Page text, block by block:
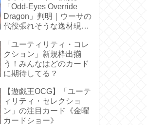
「Odd-Eyes Override
Dragon」判明｜ウーサの
代役張れそうな逸材現
「ユーティリティ・コレ
クション」新規枠出揃
う！みんなはどのカード
に期待してる？
【遊戯王OCG】「ユーテ
ィリティ・セレクショ
ン」の注目カード《金曜
カードショー》